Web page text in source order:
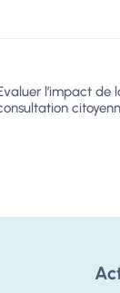
l’impact de